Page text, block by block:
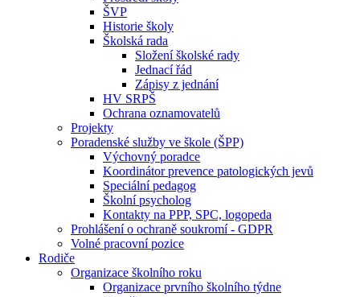
ŠVP
Historie školy
Školská rada
Složení školské rady
Jednací řád
Zápisy z jednání
HV SRPŠ
Ochrana oznamovatelů
Projekty
Poradenské služby ve škole (ŠPP)
Výchovný poradce
Koordinátor prevence patologických jevů
Speciální pedagog
Školní psycholog
Kontakty na PPP, SPC, logopeda
Prohlášení o ochraně soukromí - GDPR
Volné pracovní pozice
Rodiče
Organizace školního roku
Organizace prvního školního týdne